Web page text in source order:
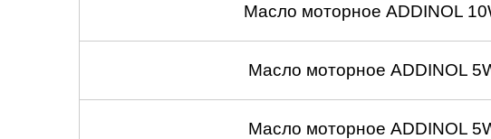
Масло моторное ADDINOL
Масло моторное ADDINOL
Масло моторное ADDINOL